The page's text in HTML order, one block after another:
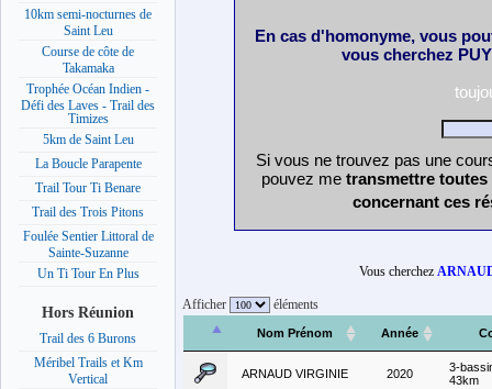
10km semi-nocturnes de
Saint Leu
Course de côte de
Takamaka
Trophée Océan Indien -
Défi des Laves - Trail des
Timizes
5km de Saint Leu
La Boucle Parapente
Trail Tour Ti Benare
Trail des Trois Pitons
Foulée Sentier Littoral de
Sainte-Suzanne
Un Ti Tour En Plus
Hors Réunion
Trail des 6 Burons
Méribel Trails et Km
Vertical
En cas d'homonyme, vous
vous cherchez
Si vous ne trouvez pas une
pouvez me transmettre
concernant ces
Vous cherchez
Afficher éléments
Nom Prénom Année
ARNAUD VIRGINIE 2020
3-
43km